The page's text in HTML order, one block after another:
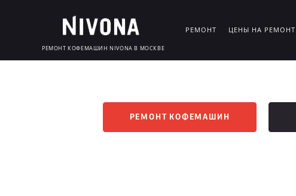
РЕМОНТ КОФЕМАШИН NIVONA В МОСКВЕ
РЕМОНТ ЦЕНЫ НА РЕМОНТ
РЕМОНТ КОФЕМАШИН